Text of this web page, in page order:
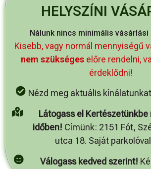
HELYSZÍNI
Nálunk nincs minimális vásárlási
Kisebb, vagy normál mennyiségű
nem szükségeselőre rendelni,
érdeklődni!
Nézd meg aktuális
Látogass el
időben! Címünk: 2151 Fót,
utca 18. Saját
Válogass kedved szerint!